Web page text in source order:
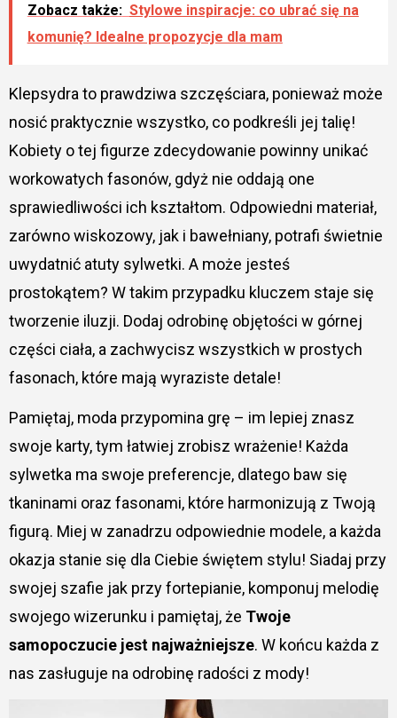
Zobacz także: Stylowe inspiracje: co ubrać się na
komunię? Idealne propozycje dla mam
Klepsydra to prawdziwa szczęściara, ponieważ może
nosić praktycznie wszystko, co podkreśli jej talię!
Kobiety o tej figurze zdecydowanie powinny unikać
workowatych fasonów, gdyż nie oddają one
sprawiedliwości ich kształtom. Odpowiedni materiał,
zarówno wiskozowy, jak i bawełniany, potrafi świetnie
uwydatnić atuty sylwetki. A może jesteś
prostokątem? W takim przypadku kluczem staje się
tworzenie iluzji. Dodaj odrobinę objętości w górnej
części ciała, a zachwycisz wszystkich w prostych
fasonach, które mają wyraziste detale!
Pamiętaj, moda przypomina grę – im lepiej znasz
swoje karty, tym łatwiej zrobisz wrażenie! Każda
sylwetka ma swoje preferencje, dlatego baw się
tkaninami oraz fasonami, które harmonizują z Twoją
figurą. Miej w zanadrzu odpowiednie modele, a każda
okazja stanie się dla Ciebie świętem stylu! Siadaj przy
swojej szafie jak przy fortepianie, komponuj melodię
swojego wizerunku i pamiętaj, że Twoje
samopoczucie jest najważniejsze. W końcu każda z
nas zasługuje na odrobinę radości z mody!